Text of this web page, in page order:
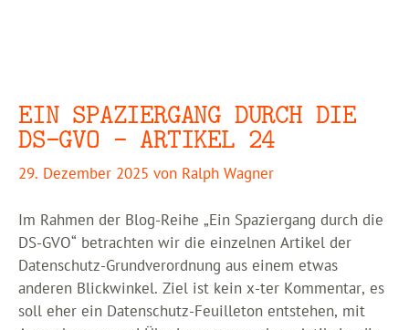
EIN SPAZIERGANG DURCH DIE
DS-GVO – ARTIKEL 24
29. Dezember 2025 von Ralph Wagner
Im Rahmen der Blog-Reihe „Ein Spaziergang durch die
DS-GVO“ betrachten wir die einzelnen Artikel der
Datenschutz-Grundverordnung aus einem etwas
anderen Blickwinkel. Ziel ist kein x-ter Kommentar, es
soll eher ein Datenschutz-Feuilleton entstehen, mit